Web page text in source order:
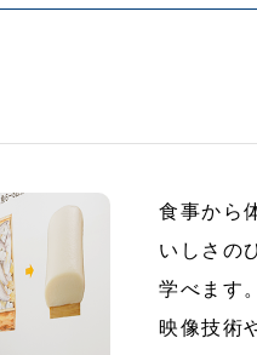
食事から
いしさの
学べます。
映像技術